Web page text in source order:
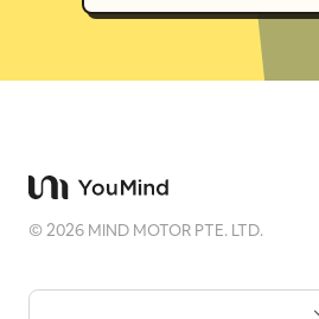
©2026 MIND MOTOR PTE. LTD.